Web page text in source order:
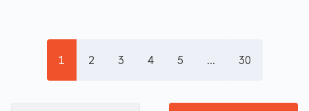
1 2 3 4 5 ... 30